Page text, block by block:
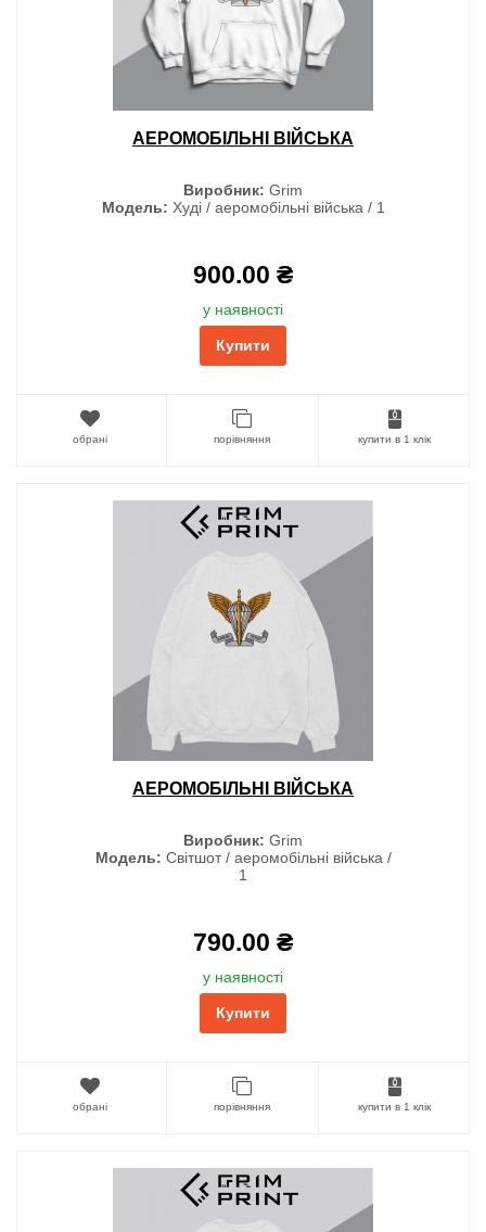
АЕРОМОБІЛЬНІ ВІЙСЬКА
Виробник: Grim
Модель: Худі / аеромобільні війська / 1
900.00 ₴
у наявності
Купити
обрані порівняння купити в 1 клік
АЕРОМОБІЛЬНІ ВІЙСЬКА
Виробник: Grim
Модель: Світшот / аеромобільні війська /
1
790.00 ₴
у наявності
Купити
обрані порівняння купити в 1 клік